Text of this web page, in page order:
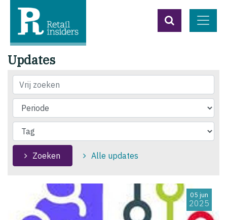
Updates
Titel
Zoeken Alle updates
05 jun
2025